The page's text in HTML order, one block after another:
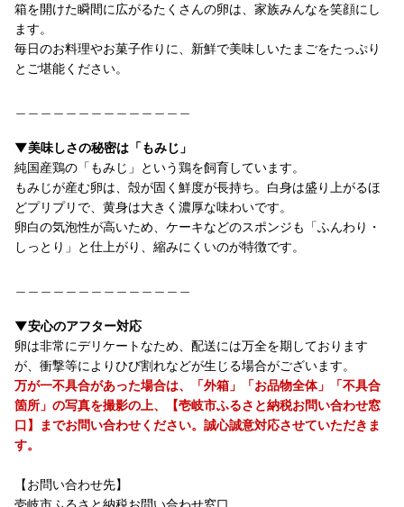
箱を開けた瞬間に広がるたくさんの卵は、家族みんなを笑顔にし
ます。
毎日のお料理やお菓子作りに、新鮮で美味しいたまごをたっぷり
とご堪能ください。
▼美味しさの秘密は「もみじ」
純国産鶏の「もみじ」という鶏を飼育しています。
もみじが産む卵は、殻が固く鮮度が長持ち。白身は盛り上がるほ
どプリプリで、黄身は大きく濃厚な味わいです。
卵白の気泡性が高いため、ケーキなどのスポンジも「ふんわり・
しっとり」と仕上がり、縮みにくいのが特徴です。
▼安心のアフター対応
卵は非常にデリケートなため、配送には万全を期しております
が、衝撃等によりひび割れなどが生じる場合がございます。
万が一不具合があった場合は、「外箱」「お品物全体」「不具合
箇所」の写真を撮影の上、【壱岐市ふるさと納税お問い合わせ窓
口】までお問い合わせください。誠心誠意対応させていただきま
す。
【お問い合わせ先】